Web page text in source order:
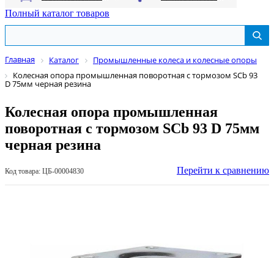
Полный каталог товаров
Главная Каталог
Промышленные колеса и колесные опоры
Колесная опора промышленная поворотная с тормозом SCb 93
D 75мм черная резина
Колесная опора промышленная
поворотная с тормозом SCb 93 D 75мм
черная резина
Код товара: ЦБ-00004830 Перейти к сравнению